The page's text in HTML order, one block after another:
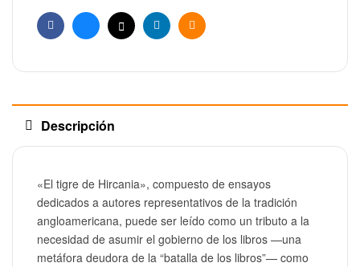
FacebookBlueskyX LinkedinEmail
Descripción
«El tigre de Hircania», compuesto de ensayos
dedicados a autores representativos de la tradición
angloamericana, puede ser leído como un tributo a la
necesidad de asumir el gobierno de los libros —una
metáfora deudora de la “batalla de los libros”— como